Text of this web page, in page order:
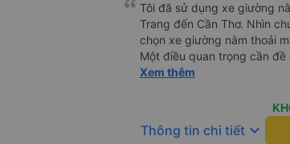
Tôi đã sử dụng xe giường
Trang đến Cần Thơ. Nhìn
chọn xe giường nằm thoải
Một điều quan trọng cần đề
xe, điều này có thể gây khó
chuyến đi vẫn khá thoải
(hôm qua) rất tốt. Mặc dù
nhưng công ty đã thông
Xem thêm
Thông tin chi tiết keyboard_arrow_down